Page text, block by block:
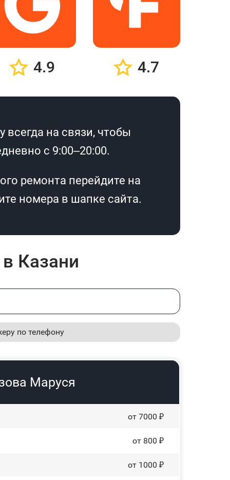
4.9 4.7
на связи, чтобы
с 9:00–20:00.
ремонта перейдите на
номера в шапке сайта.
Казани
по телефону
Маруся
от 7000 ₽
от 800 ₽
от 1000 ₽